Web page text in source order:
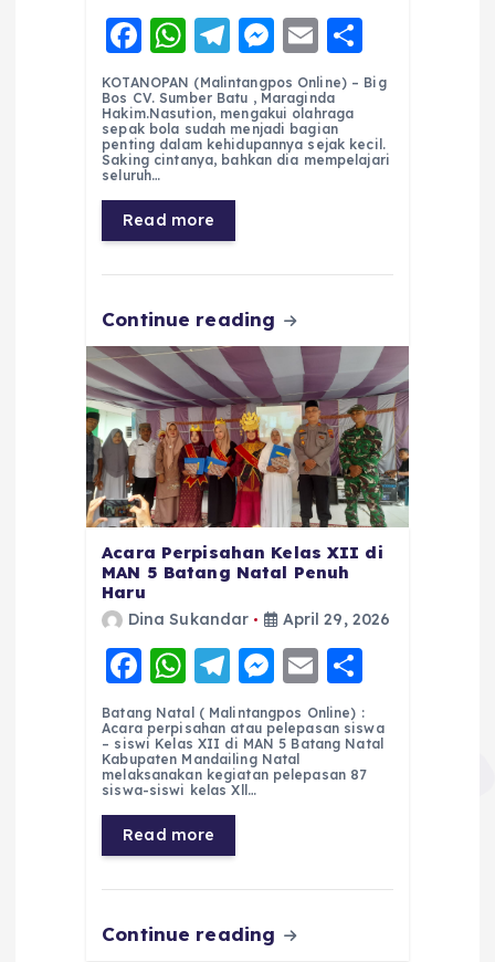
F
a
c
e
b
o
o
k
W
h
a
ts
A
p
p
T
el
e
g
r
a
m
M
e
ss
e
n
E
m
ai
l
h
re
KOTANOPAN (Malintangpos Online) – Big
Bos CV. Sumber Batu , Maraginda
Hakim.Nasution, mengakui olahraga
sepak bola sudah menjadi bagian
penting dalam kehidupannya sejak kecil.
Saking cintanya, bahkan dia mempelajari
seluruh…
Read more
Continue reading
Acara Perpisahan Kelas XII di
MAN 5 Batang Natal Penuh
Haru
Dina Sukandar April 29, 2026
F
a
c
e
b
o
o
W
h
a
ts
A
p
p
T
el
e
g
r
m
M
e
ss
e
er
E
m
ai
l
h
a
re
Batang Natal ( Malintangpos Online) :
Acara perpisahan atau pelepasan siswa
– siswi Kelas XII di MAN 5 Batang Natal
Kabupaten Mandailing Natal
melaksanakan kegiatan pelepasan 87
siswa-siswi kelas Xll…
Read more
Continue reading